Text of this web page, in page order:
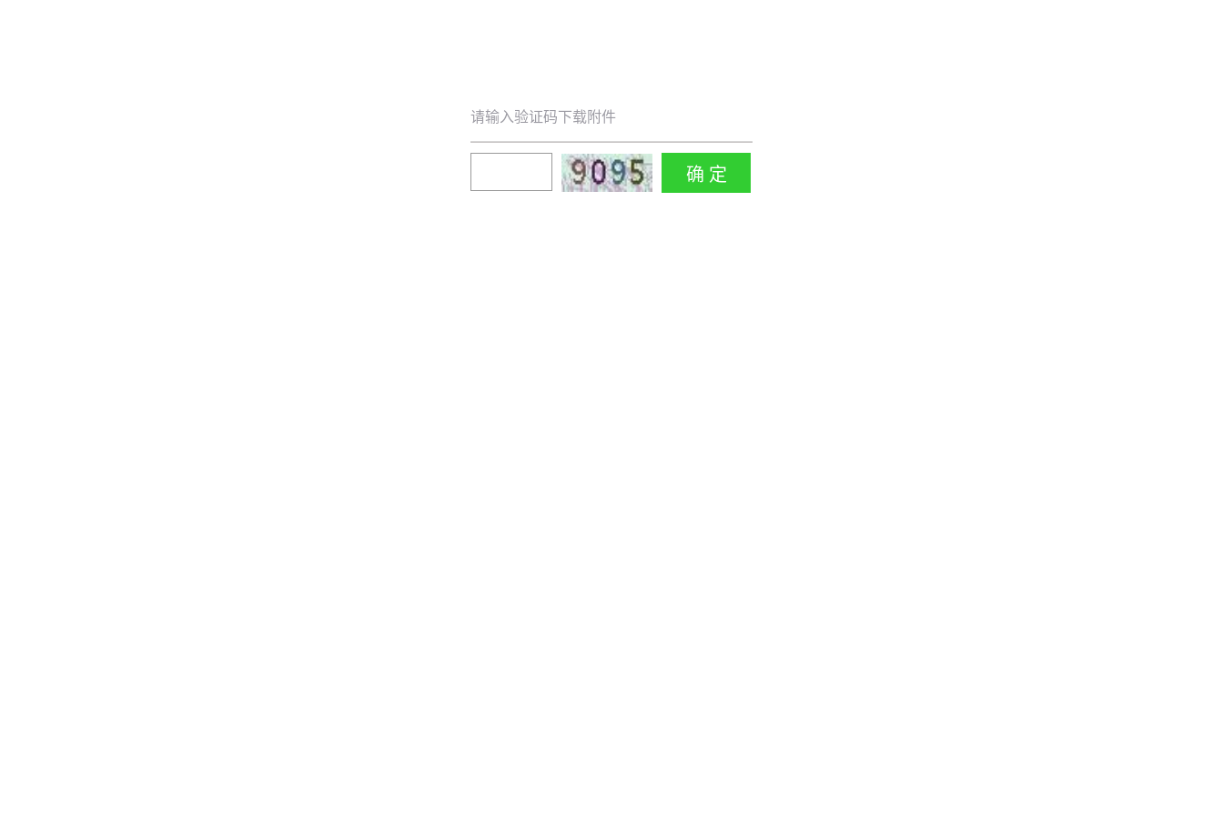
请输入验证码下载附件